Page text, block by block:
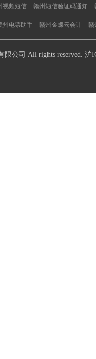
视频短信 赣州短信验证码通知
州电票助手 赣州金蝶云会计 赣
公司 All rights reserved. 沪